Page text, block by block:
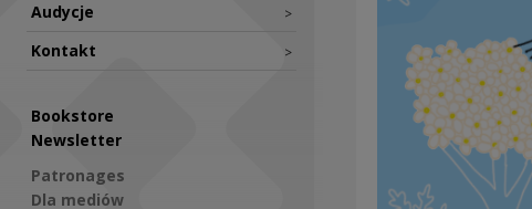
Audycje >
Kontakt >
Bookstore
Newsletter
Patronages
Dla mediów